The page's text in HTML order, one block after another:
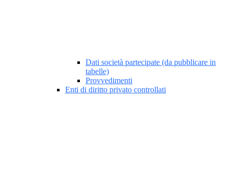
Dati società partecipate (da pubblicare in
tabelle)
Provvedimenti
Enti di diritto privato controllati